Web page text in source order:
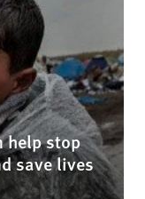
help stop
save lives